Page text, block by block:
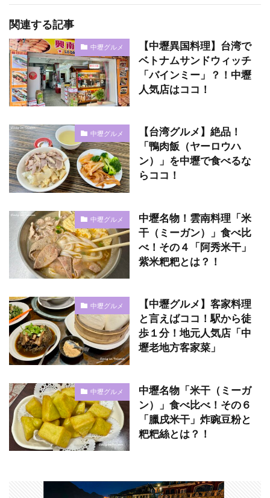
関連する記事
中壢グルメ
【中壢異国料理】台湾で
ベトナムサンドウィッチ
「バインミー」？！中壢
人気店はココ！
中壢グルメ
【台湾グルメ】絶品！
「鴨肉飯（ヤーロウハ
ン）」を中壢で食べるな
らココ！
中壢グルメ
中壢名物！雲南料理「米
干（ミーガン）」食べ比
べ！その４「阿秀米干」
紫米粑粑とは？！
中壢グルメ
【中壢グルメ】客家料理
と言えばココ！駅から徒
歩１分！地元人気店「中
壢老地方客家菜」
中壢グルメ
中壢名物「米干（ミーガ
ン）」食べ比べ！その６
「臘戌米干」炸豌豆粉と
粑粑絲とは？！